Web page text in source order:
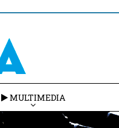
MULTIMEDIA